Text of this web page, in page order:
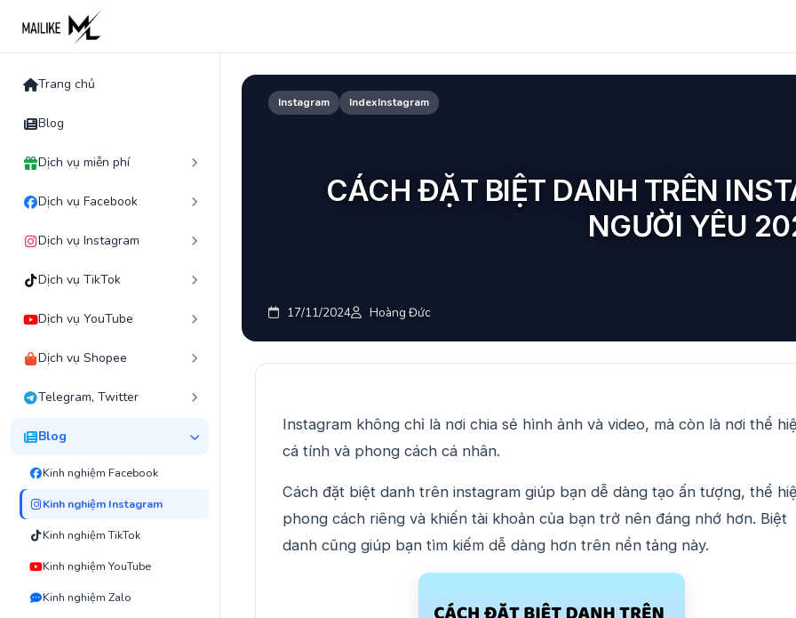
content
Trang chủ
Blog
Dịch vụ miễn phí
Dịch vụ Facebook
Dịch vụ Instagram
Dịch vụ TikTok
Dịch vụ YouTube
Dịch vụ Shopee
Telegram, Twitter
Blog
Kinh nghiệm Facebook
Kinh nghiệm Instagram
Kinh nghiệm TikTok
Kinh nghiệm YouTube
Kinh nghiệm Zalo
Instagram IndexInstagram
CÁCH ĐẶT BIỆT DANH TRÊN
NGƯỜI YÊU
17/11/2024 Hoàng Đức
Instagram không chỉ là nơi chia sẻ hình ảnh và video, mà còn là nơi thể
cá tính và phong cách cá nhân.
Cách đặt biệt danh trên instagram giúp bạn dễ dàng tạo ấn tượng, thể
phong cách riêng và khiến tài khoản của bạn trở nên đáng nhớ hơn. Biệt
danh cũng giúp bạn tìm kiếm dễ dàng hơn trên nền tảng này.